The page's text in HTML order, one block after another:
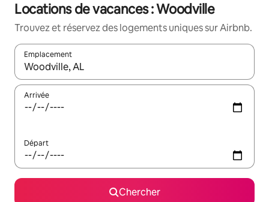
Locations de vacances : Woodville
Trouvez et réservez des logements uniques sur Airbnb.
Emplacement
Quand les résultats sont affichés, parcourez-les en utilisant
Arrivée
Départ
Chercher